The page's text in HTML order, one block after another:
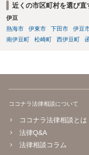
近くの市区町村を選び直
伊豆
熱海市
伊東市 下田市 伊豆
南伊豆町
松崎町 西伊豆町
ココナラ法律相談について
ココナラ法律相談とは
法律Q&A
法律相談コラム